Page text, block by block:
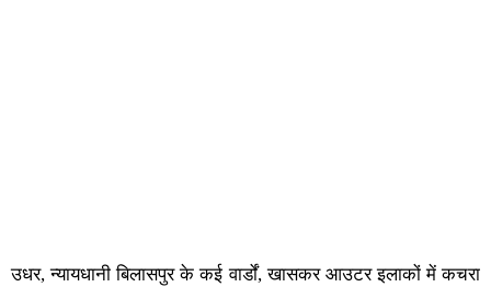
उधर, न्यायधानीबिलासपुरके कई वार्डों, खासकर आउटर इलाकों में कचरा